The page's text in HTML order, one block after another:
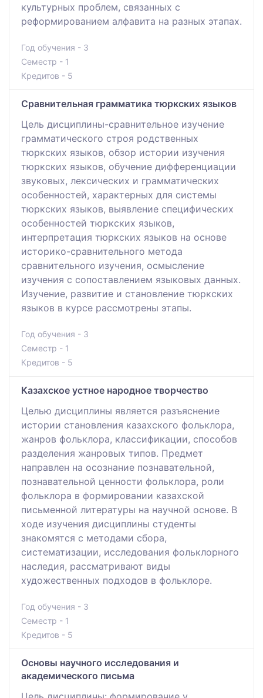
культурных проблем, связанных с
реформированием алфавита на разных этапах.
Год обучения - 3
Семестр - 1
Кредитов - 5
Сравнительная грамматика тюркских языков
Цель дисциплины-сравнительное изучение
грамматического строя родственных
тюркских языков, обзор истории изучения
тюркских языков, обучение дифференциации
звуковых, лексических и грамматических
особенностей, характерных для системы
тюркских языков, выявление специфических
особенностей тюркских языков,
интерпретация тюркских языков на основе
историко-сравнительного метода
сравнительного изучения, осмысление
изучения с сопоставлением языковых данных.
Изучение, развитие и становление тюркских
языков в курсе рассмотрены этапы.
Год обучения - 3
Семестр - 1
Кредитов - 5
Казахское устное народное творчество
Целью дисциплины является разъяснение
истории становления казахского фольклора,
жанров фольклора, классификации, способов
разделения жанровых типов. Предмет
направлен на осознание познавательной,
познавательной ценности фольклора, роли
фольклора в формировании казахской
письменной литературы на научной основе. В
ходе изучения дисциплины студенты
знакомятся с методами сбора,
систематизации, исследования фольклорного
наследия, рассматривают виды
художественных подходов в фольклоре.
Год обучения - 3
Семестр - 1
Кредитов - 5
Основы научного исследования и
академического письма